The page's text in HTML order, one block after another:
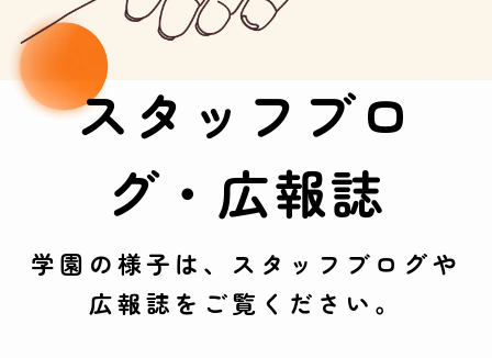
スタッフブロ
グ・広報誌
学園の様子は、スタッフブログや
広報誌をご覧ください。